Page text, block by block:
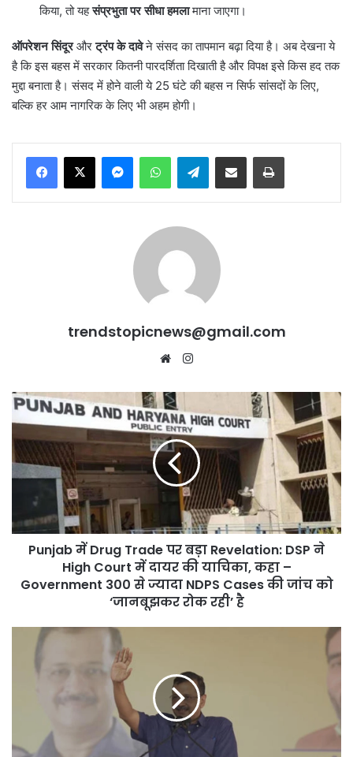
किया, तो यहसंप्रभुता पर सीधा हमलामाना जाएगा।
ऑपरेशन सिंदूरऔरट्रंप के दावेने संसद का तापमान बढ़ा दिया है। अब देखना ये
है कि इस बहस में सरकार कितनी पारदर्शिता दिखाती है और विपक्ष इसे किस हद तक
मुद्दा बनाता है। संसद में होने वाली ये 25 घंटे की बहस न सिर्फ सांसदों के लिए,
बल्कि हर आम नागरिक के लिए भी अहम होगी।
MessengerWhatsAppTelegramShare via Email Print
trendstopicnews@gmail.com
Website
Punjab
Trade
पर
बड़ा
Revelation:
ने
High
याचिका,
Government
NDPS
Punjab में Drug Trade पर बड़ा Revelation: DSP ने
High Court में दायर की याचिका, कहा –
Government 300 से ज्यादा NDPS Cases की जांच को
‘जानबूझकर रोक रही’ है
“किसानों
अब